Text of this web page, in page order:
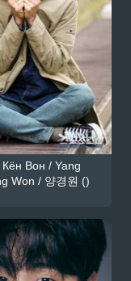
Вон / Yang
Won / 양경원 ()